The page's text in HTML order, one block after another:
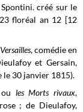
créé sur le
floréal an 12 [12
, comédie en
et Gersain,
le 30 janvier 1815).
ou les Morts rivaux,
; de Dieulafoy,